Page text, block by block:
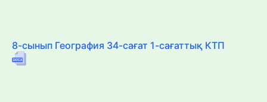
8-сынып География 34-сағат 1-сағаттық КТП